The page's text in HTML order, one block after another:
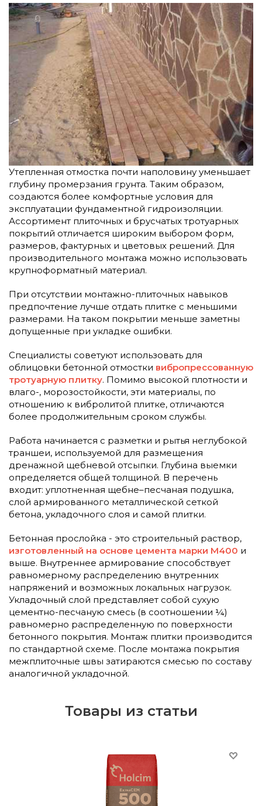
Утепленная отмостка почти наполовину уменьшает
глубину промерзания грунта. Таким образом,
создаются более комфортные условия для
эксплуатации фундаментной гидроизоляции.
Ассортимент плиточных и брусчатых тротуарных
покрытий отличается широким выбором форм,
размеров, фактурных и цветовых решений. Для
производительного монтажа можно использовать
крупноформатный материал.
При отсутствии монтажно-плиточных навыков
предпочтение лучше отдать плитке с меньшими
размерами. На таком покрытии меньше заметны
допущенные при укладке ошибки.
Специалисты советуют использовать для
облицовки бетонной отмостки вибропрессованную
тротуарную плитку. Помимо высокой плотности и
влаго-, морозостойкости, эти материалы, по
отношению к вибролитой плитке, отличаются
более продолжительным сроком службы.
Работа начинается с разметки и рытья неглубокой
траншеи, используемой для размещения
дренажной щебневой отсыпки. Глубина выемки
определяется общей толщиной. В перечень
входит: уплотненная щебне–песчаная подушка,
слой армированного металлической сеткой
бетона, укладочного слоя и самой плитки.
Бетонная прослойка - это строительный раствор,
изготовленный на основе цемента марки М400 и
выше. Внутреннее армирование способствует
равномерному распределению внутренних
напряжений и возможных локальных нагрузок.
Укладочный слой представляет собой сухую
цементно-песчаную смесь (в соотношении ¼)
равномерно распределенную по поверхности
бетонного покрытия. Монтаж плитки производится
по стандартной схеме. После монтажа покрытия
межплиточные швы затираются смесью по составу
аналогичной укладочной.
Товары из статьи